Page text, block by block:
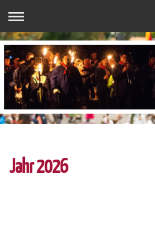
Jahr 2026